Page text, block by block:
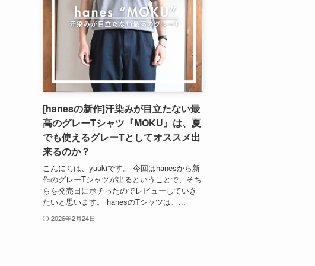
[hanesの新作]汗染みが目立たない最
高のグレーTシャツ『MOKU』は、夏
でも使えるグレーTとしてオススメ出
来るのか？
こんにちは、yuukiです。 今回はhanesから新
作のグレーTシャツが出るということで、そち
らを発売日にポチったのでレビューしていき
たいと思います。 hanesのTシャツは、...
2026年2月24日